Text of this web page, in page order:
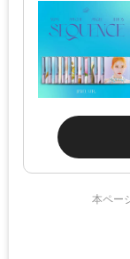
本ペー